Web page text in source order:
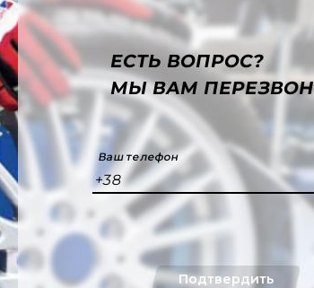
ЕСТЬ ВОПРОС?
МЫ ВАМ
Ваш телефон
+38
Подтвердить